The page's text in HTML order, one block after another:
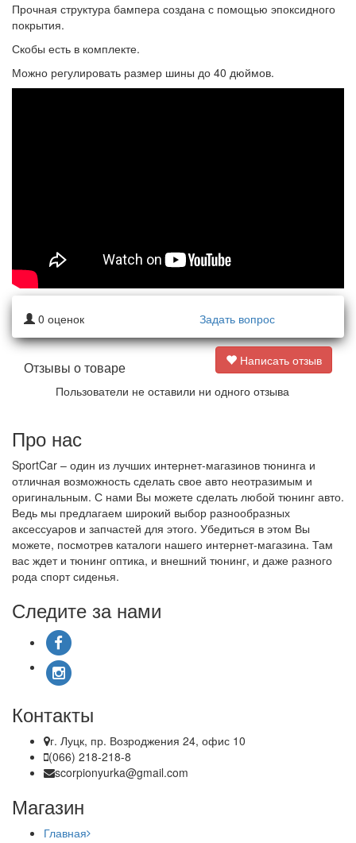
Прочная структура бампера создана с помощью эпоксидного
покрытия.
Скобы есть в комплекте.
Можно регулировать размер шины до 40 дюймов.
0 оценок Задать вопрос
Отзывы о товаре
Написать отзыв
Пользователи не оставили ни одного отзыва
Про нас
SportCar – один из лучших интернет-магазинов тюнинга и
отличная возможность сделать свое авто неотразимым и
оригинальным. С нами Вы можете сделать любой тюнинг авто.
Ведь мы предлагаем широкий выбор разнообразных
аксессуаров и запчастей для этого. Убедиться в этом Вы
можете, посмотрев каталоги нашего интернет-магазина. Там
вас ждет и тюнинг оптика, и внешний тюнинг, и даже разного
рода спорт сиденья.
Следите за нами
Контакты
г. Луцк, пр. Возроджения 24, офис 10
(066) 218-218-8
scorpionyurka@gmail.com
Магазин
Главная